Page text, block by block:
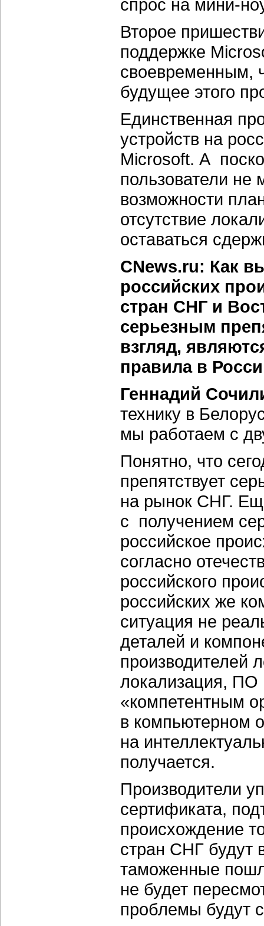
спрос на мини-
Второе
поддержке
своевременным,
будущее этого
Единственная
устройств на
Microsoft. А
пользователи не
возможности
отсутствие
оставаться
CNews.ru: Как
российских
стран СНГ и
серьезным
взгляд,
правила в
Геннадий
технику в
мы работаем с
Понятно, что
препятствует
на рынок СНГ.
с получением
российское
согласно
российского
российских же
ситуация не
деталей и
производителей
локализация, ПО
«компетентным
в компьютерном
на
получается.
Производители
сертификата,
происхождение
стран СНГ будут
таможенные
не будет
проблемы будут